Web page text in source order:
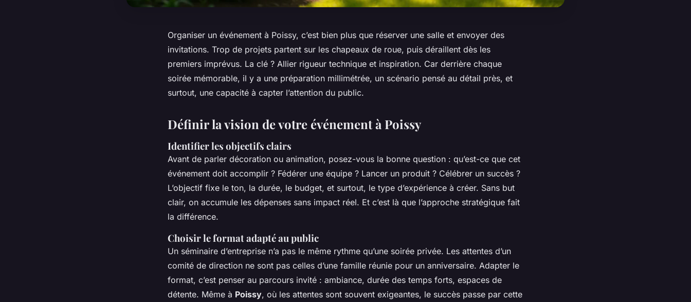
Organiser un événement à Poissy, c’est bien plus que réserver une salle et envoyer des
invitations. Trop de projets partent sur les chapeaux de roue, puis déraillent dès les
premiers imprévus. La clé ? Allier rigueur technique et inspiration. Car derrière chaque
soirée mémorable, il y a une préparation millimétrée, un scénario pensé au détail près, et
surtout, une capacité à capter l’attention du public.
Définir la vision de votre événement à Poissy
Identifier les objectifs clairs
Avant de parler décoration ou animation, posez-vous la bonne question : qu’est-ce que cet
événement doit accomplir ? Fédérer une équipe ? Lancer un produit ? Célébrer un succès ?
L’objectif fixe le ton, la durée, le budget, et surtout, le type d’expérience à créer. Sans but
clair, on accumule les dépenses sans impact réel. Et c’est là que l’approche stratégique fait
la différence.
Choisir le format adapté au public
Un séminaire d’entreprise n’a pas le même rythme qu’une soirée privée. Les attentes d’un
comité de direction ne sont pas celles d’une famille réunie pour un anniversaire. Adapter le
format, c’est penser au parcours invité : ambiance, durée des temps forts, espaces de
détente. Même à Poissy, où les attentes sont souvent exigeantes, le succès passe par cette